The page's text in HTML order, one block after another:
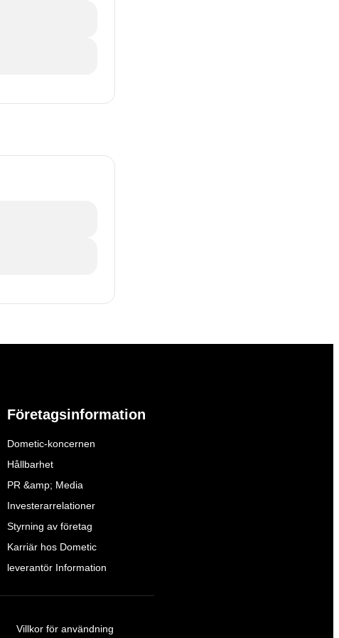
Företagsinformation
Dometic-koncernen
Hållbarhet
PR &amp; Media
Investerarrelationer
Styrning av företag
Karriär hos Dometic
leverantör Information
Villkor för användning